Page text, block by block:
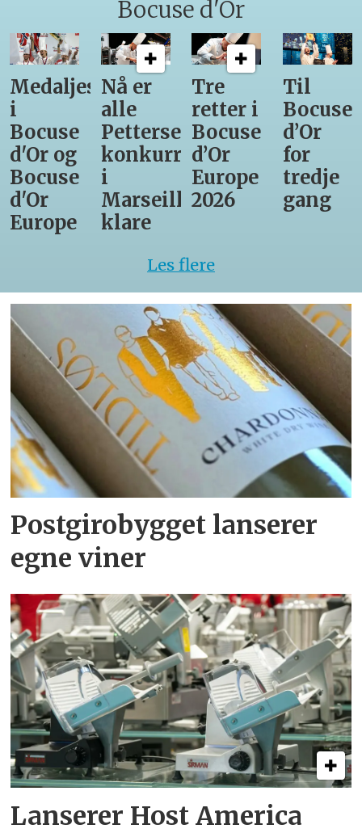
Bocuse d'Or
Medaljestatistikk
i
Bocuse
d'Or og
Bocuse
d'Or
Europe
Nå er
alle
Pettersens
konkurrenter
i
Marseille
klare
Tre
retter i
Bocuse
d’Or
Europe
2026
Til
Bocuse
d’Or
for
tredje
gang
Les flere
Postgirobygget lanserer
egne viner
Lanserer Host America